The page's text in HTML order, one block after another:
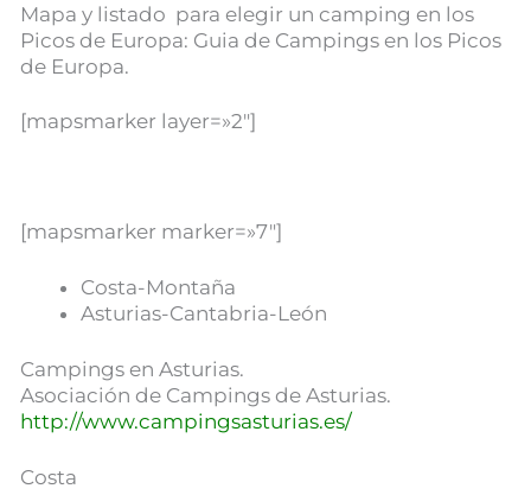
Mapa y listado para elegir un camping en los
Picos de Europa: Guia de Campings en los Picos
de Europa.
[mapsmarker layer=»2″]
[mapsmarker marker=»7″]
Costa-Montaña
Asturias-Cantabria-León
Campings en Asturias.
Asociación de Campings de Asturias.
http://www.campingsasturias.es/
Costa